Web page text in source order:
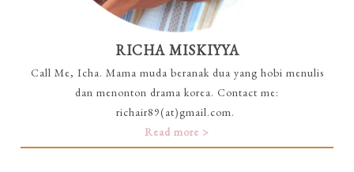
RICHA MISKIYYA
Call Me, Icha. Mama muda beranak dua yang hobi menulis
dan menonton drama korea. Contact me:
richair89(at)gmail.com.
Read more >